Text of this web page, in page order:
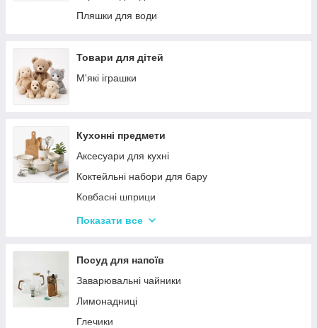
Палатки
Меблі для кемпінгу
Спальні мішки
Цукерки
Серветниці
Годинник настінний
Підсвічники
Вази для квітів
Статуетки
Пляшки для води
Товари для дітей
М'які іграшки
Кухонні предмети
Аксесуари для кухні
Коктейльні набори для бару
Ковбасні шприци
Кухонні підставки
Терки
Набори для спецій
Ємності для зберігання
Набори кухонних ножів і лопаток
Показати все
Посуд для напоїв
Заварювальні чайники
Лимонадниці
Глечики